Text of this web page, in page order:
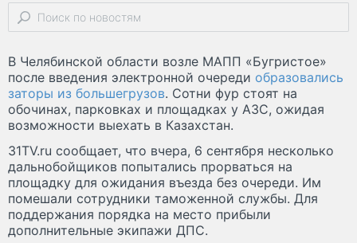
В Челябинской области возле МАПП «Бугристое»
после введения электронной очереди образовались
заторы из большегрузов. Сотни фур стоят на
обочинах, парковках и площадках у АЗС, ожидая
возможности выехать в Казахстан.
31TV.ru сообщает, что вчера, 6 сентября несколько
дальнобойщиков попытались прорваться на
площадку для ожидания въезда без очереди. Им
помешали сотрудники таможенной службы. Для
поддержания порядка на место прибыли
дополнительные экипажи ДПС.